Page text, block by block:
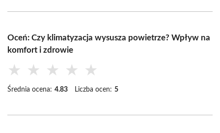
Oceń: Czy klimatyzacja wysusza powietrze? Wpływ na
komfort i zdrowie
★ ★ ★ ★ ★
Średnia ocena: 4.83 Liczba ocen: 5